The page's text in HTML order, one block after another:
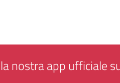
nostra app ufficiale